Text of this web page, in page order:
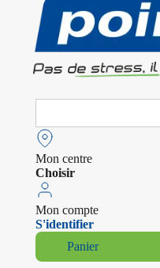
Search
Mon centre
Choisir
Mon compte
S'identifier
Panier